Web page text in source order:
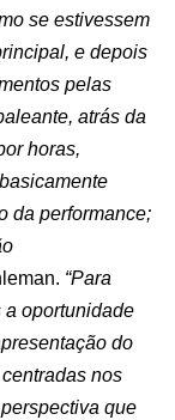
se estivessem
e depois
pelas
atrás da
horas,
da performance;
“Para
a oportunidade
do
nos
que